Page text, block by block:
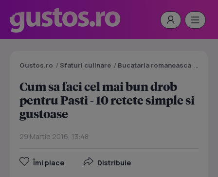
Gustos.ro / Sfaturi culinare / Bucataria romaneasca
Cum sa faci cel mai bun drob
pentru Pasti - 10 retete simple si
gustoase
29 Martie 2016, 13:48
Îmi place Distribuie